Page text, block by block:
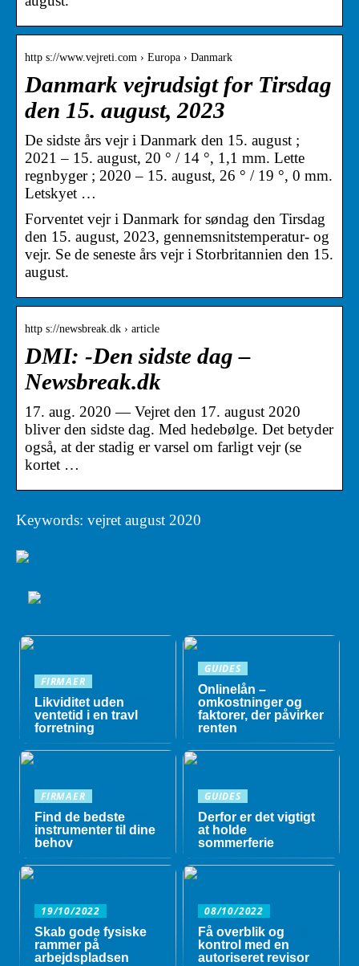
http s://www.vejreti.com › Europa › Danmark
Danmark vejrudsigt for Tirsdag
den 15. august, 2023
De sidste års vejr i Danmark den 15. august ;
2021 – 15. august, 20 ° / 14 °, 1,1 mm. Lette
regnbyger ; 2020 – 15. august, 26 ° / 19 °, 0 mm.
Letskyet …
Forventet vejr i Danmark for søndag den Tirsdag
den 15. august, 2023, gennemsnitstemperatur- og
vejr. Se de seneste års vejr i Storbritannien den 15.
august.
http s://newsbreak.dk › article
DMI: -Den sidste dag –
Newsbreak.dk
17. aug. 2020 — Vejret den 17. august 2020
bliver den sidste dag. Med hedebølge. Det betyder
også, at der stadig er varsel om farligt vejr (se
kortet …
Keywords: vejret august 2020
FIRMAER
Likviditet uden
ventetid i en travl
forretning
GUIDES
Onlinelån –
omkostninger og
faktorer, der påvirker
renten
FIRMAER
Find de bedste
instrumenter til dine
behov
GUIDES
Derfor er det vigtigt
at holde
sommerferie
19/10/2022
Skab gode fysiske
rammer på
arbejdspladsen
08/10/2022
Få overblik og
kontrol med en
autoriseret revisor